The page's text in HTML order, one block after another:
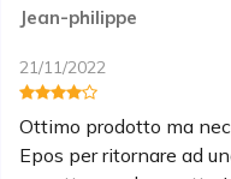
Jean-philippe
21/11/2022
Ottimo prodotto ma
Epos per ritornare ad